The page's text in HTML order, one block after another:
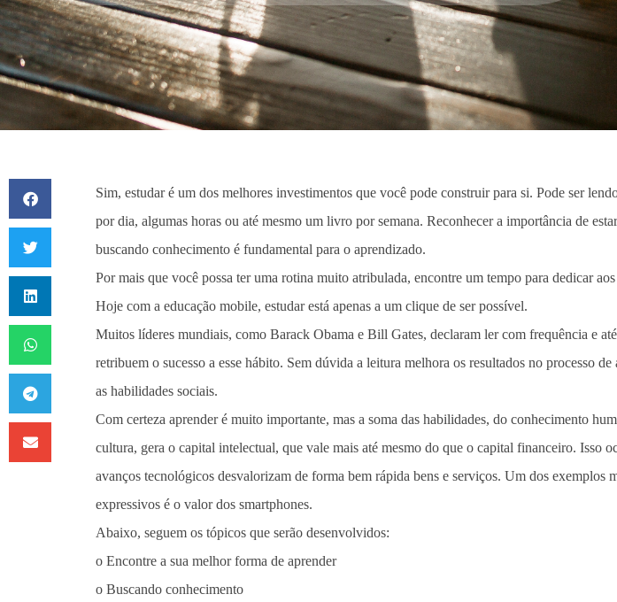
Sim, estudar é um dos melhores investimentos que você pode construir para si. Pode ser
por dia, algumas horas ou até mesmo um livro por semana. Reconhecer a importância de
buscando conhecimento é fundamental para o aprendizado.
Por mais que você possa ter uma rotina muito atribulada, encontre um tempo para dedicar aos
Hoje com a educação mobile, estudar está apenas a um clique de ser possível.
Muitos líderes mundiais, como Barack Obama e Bill Gates, declaram ler com frequência e
retribuem o sucesso a esse hábito. Sem dúvida a leitura melhora os resultados no processo de
as habilidades sociais.
Com certeza aprender é muito importante, mas a soma das habilidades, do conhecimento
cultura, gera o capital intelectual, que vale mais até mesmo do que o capital financeiro. Isso
avanços tecnológicos desvalorizam de forma bem rápida bens e serviços. Um dos exemplos
expressivos é o valor dos smartphones.
Abaixo, seguem os tópicos que serão desenvolvidos:
o Encontre a sua melhor forma de aprender
o Buscando conhecimento